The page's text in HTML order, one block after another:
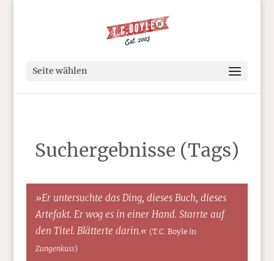
Seite wählen
Suchergebnisse (Tags)
»Er untersuchte das Ding, dieses Buch, dieses
Artefakt. Er wog es in einer Hand. Starrte auf
den Titel. Blätterte darin.« (T.C. Boyle in
Zungenkuss)